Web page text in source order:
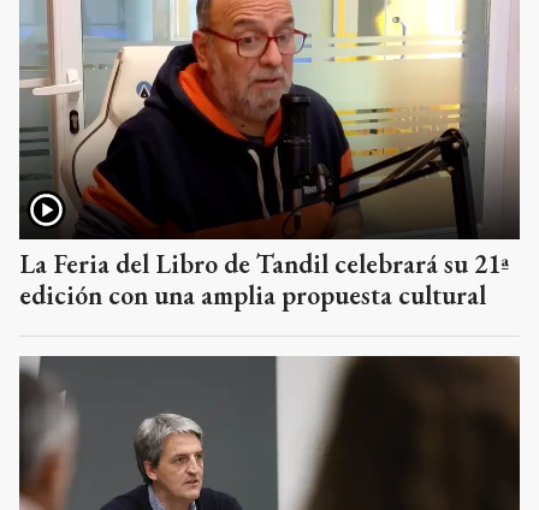
La Feria del Libro de Tandil celebrará su 21ª
edición con una amplia propuesta cultural